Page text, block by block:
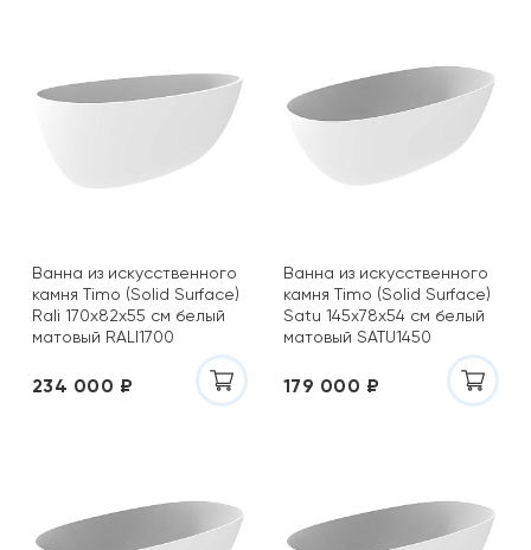
Ванна из искусственного
камня Timo (Solid Surface)
Rali 170x82х55 см белый
матовый RALI1700
234 000 ₽
Ванна из искусственного
камня Timo (Solid Surface)
Satu 145x78х54 см белый
матовый SATU1450
179 000 ₽